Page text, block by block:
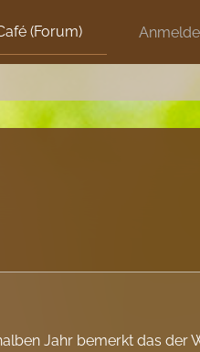
(Forum) Discord
Jahr bemerkt das der